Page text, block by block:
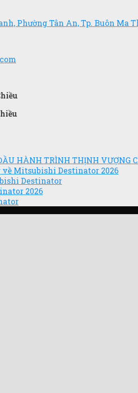
Phường Tân An, Tp. Buôn Ma
HÀNH TRÌNH THỊNH VƯỢNG
Mitsubishi Destinator 2026
Destinator
2026